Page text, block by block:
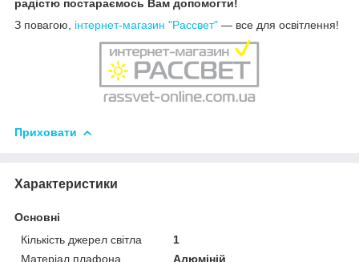
радістю постараємось Вам допомогти!
З повагою, інтернет-магазин "Рассвет" — все для освітлення!
Приховати
Характеристики
Основні
Кількість джерел світла
1
Матеріал плафона,
Алюміній